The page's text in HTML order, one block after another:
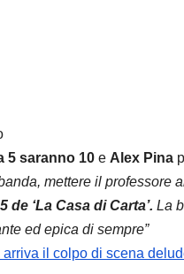
5 saranno 10 e Alex Pina
mettere il professore
de ‘La Casa di Carta’. La
ed epica di sempre”
il colpo di scena